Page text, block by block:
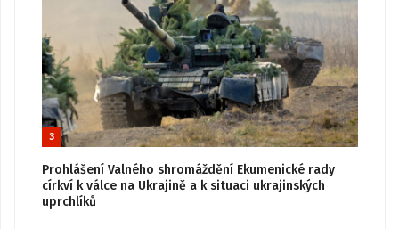
3
Prohlášení Valného shromáždění Ekumenické rady
církví k válce na Ukrajině a k situaci ukrajinských
uprchlíků